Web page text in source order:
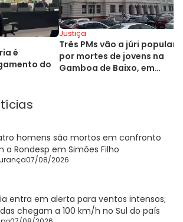
é
do
Justiça
Três PMs vão a júri popular
por mortes de jovens na
Gamboa de Baixo, em
homens são mortos em confronto
a Rondesp em Simões Filho
07/08/2026
entra em alerta para ventos intensos;
chegam a 100 km/h no Sul do país